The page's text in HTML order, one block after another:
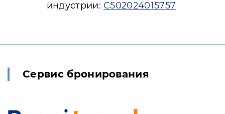
индустрии: С502024015757
Сервис бронирования